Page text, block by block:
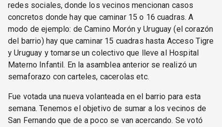
redes sociales, donde los vecinos mencionan casos
concretos donde hay que caminar 15 o 16 cuadras. A
modo de ejemplo: de Camino Morón y Uruguay (el corazón
del barrio) hay que caminar 15 cuadras hasta Acceso Tigre
y Uruguay y tomarse un colectivo que lleve al Hospital
Materno Infantil. En la asamblea anterior se realizó un
semaforazo con carteles, cacerolas etc.
Fue votada una nueva volanteada en el barrio para esta
semana. Tenemos el objetivo de sumar a los vecinos de
San Fernando que de a poco se van acercando. Se votó